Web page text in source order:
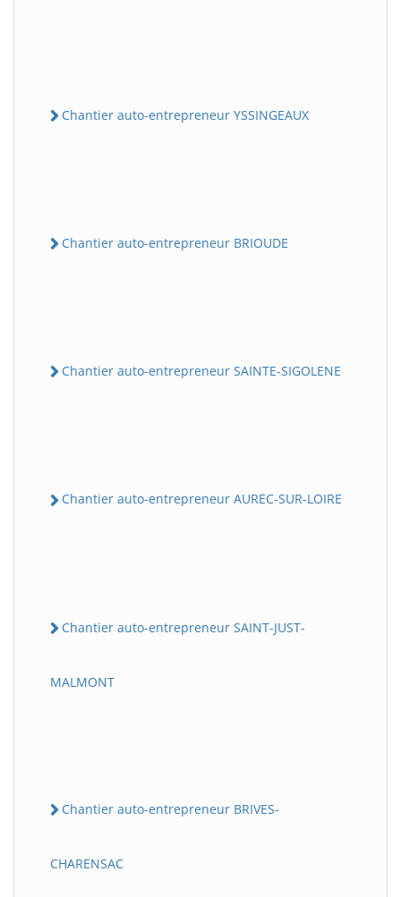
Chantier auto-entrepreneur YSSINGEAUX
Chantier auto-entrepreneur BRIOUDE
Chantier auto-entrepreneur SAINTE-SIGOLENE
Chantier auto-entrepreneur AUREC-SUR-LOIRE
Chantier auto-entrepreneur SAINT-JUST-
MALMONT
Chantier auto-entrepreneur BRIVES-
CHARENSAC